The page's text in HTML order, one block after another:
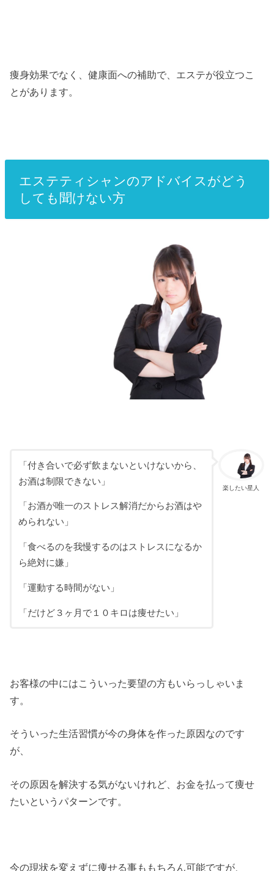
痩身効果でなく、健康面への補助で、エステが役立つこ
とがあります。
エステティシャンのアドバイスがどう
しても聞けない方
楽したい星人
「付き合いで必ず飲まないといけないから、
お酒は制限できない」
「お酒が唯一のストレス解消だからお酒はや
められない」
「食べるのを我慢するのはストレスになるか
ら絶対に嫌」
「運動する時間がない」
「だけど３ヶ月で１０キロは痩せたい」
お客様の中にはこういった要望の方もいらっしゃいま
す。
そういった生活習慣が今の身体を作った原因なのです
が、
その原因を解決する気がないけれど、お金を払って痩せ
たいというパターンです。
今の現状を変えずに痩せる事ももちろん可能ですが、